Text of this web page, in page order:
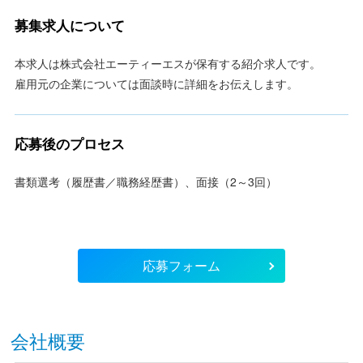
募集求人について
本求人は株式会社エーティーエスが保有する紹介求人です。
雇用元の企業については面談時に詳細をお伝えします。
応募後のプロセス
書類選考（履歴書／職務経歴書）、面接（2～3回）
応募フォーム
会社概要